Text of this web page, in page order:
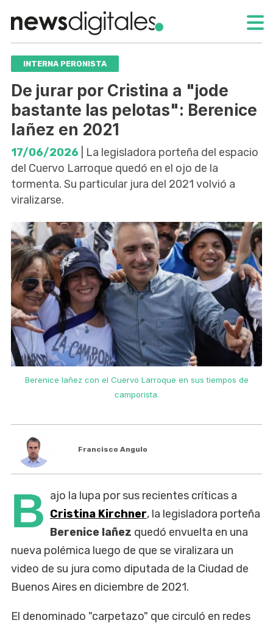
INTERNA PERONISTA
De jurar por Cristina a "jode
bastante las pelotas": Berenice
Iañez en 2021
17/06/2026 | La legisladora porteña del espacio
del Cuervo Larroque quedó en el ojo de la
tormenta. Su particular jura del 2021 volvió a
viralizarse.
Berenice Iañez con el Cuervo Larroque en sus tiempos de
camporista.
Francisco Angulo
B ajo la lupa por sus recientes críticas a
Cristina Kirchner, la legisladora porteña
Berenice Iañez quedó envuelta en una
nueva polémica luego de que se viralizara un
video de su jura como diputada de la Ciudad de
Buenos Aires en diciembre de 2021.
El denominado "carpetazo" que circuló en redes